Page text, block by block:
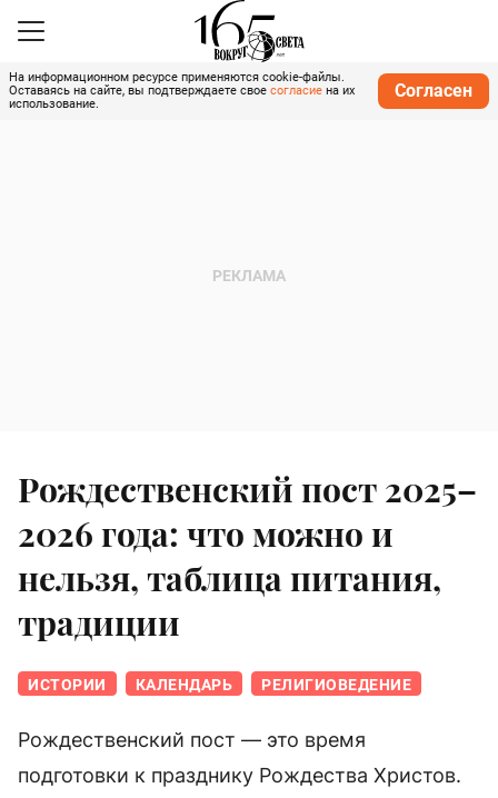
На информационном ресурсе применяются cookie-файлы.
Оставаясь на сайте, вы подтверждаете свое согласие на их
использование.
Согласен
Рождественский пост 2025–
2026 года: что можно и
нельзя, таблица питания,
традиции
ИСТОРИИ КАЛЕНДАРЬ РЕЛИГИОВЕДЕНИЕ
Рождественский пост — это время
подготовки к празднику Рождества Христов.